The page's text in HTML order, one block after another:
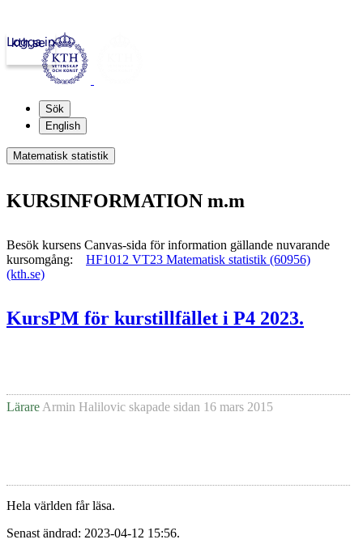
kth.se
Logga in
Sök
English
Matematisk statistik
KURSINFORMATION m.m
Besök kursens Canvas-sida för information gällande nuvarande
kursomgång: HF1012 VT23 Matematisk statistik (60956)
(kth.se)
KursPM för kurstillfället i P4 2023.
Lärare Armin Halilovic skapade sidan 16 mars 2015
Hela världen får läsa.
Senast ändrad: 2023-04-12 15:56.